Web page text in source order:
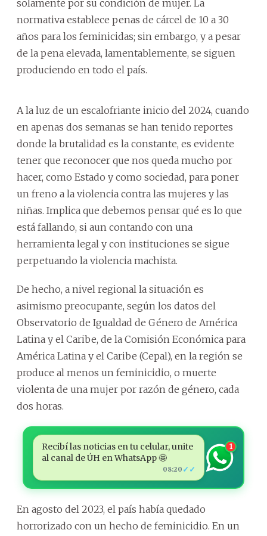
solamente por su condición de mujer. La
normativa establece penas de cárcel de 10 a 30
años para los feminicidas; sin embargo, y a pesar
de la pena elevada, lamentablemente, se siguen
produciendo en todo el país.
A la luz de un escalofriante inicio del 2024, cuando
en apenas dos semanas se han tenido reportes
donde la brutalidad es la constante, es evidente
tener que reconocer que nos queda mucho por
hacer, como Estado y como sociedad, para poner
un freno a la violencia contra las mujeres y las
niñas. Implica que debemos pensar qué es lo que
está fallando, si aun contando con una
herramienta legal y con instituciones se sigue
perpetuando la violencia machista.
De hecho, a nivel regional la situación es
asimismo preocupante, según los datos del
Observatorio de Igualdad de Género de América
Latina y el Caribe, de la Comisión Económica para
América Latina y el Caribe (Cepal), en la región se
produce al menos un feminicidio, o muerte
violenta de una mujer por razón de género, cada
dos horas.
Recibí las noticias en tu celular, unite
al canal de ÚH en WhatsApp 🤩
08:20 ✓✓
1
En agosto del 2023, el país había quedado
horrorizado con un hecho de feminicidio. En un